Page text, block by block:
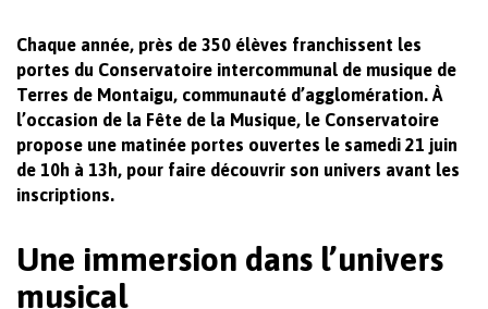
Chaque année, près de 350 élèves franchissent les
portes du Conservatoire intercommunal de musique de
Terres de Montaigu, communauté d’agglomération. À
l’occasion de la Fête de la Musique, le Conservatoire
propose une matinée portes ouvertes le samedi 21 juin
de 10h à 13h, pour faire découvrir son univers avant les
inscriptions.
Une immersion dans l’univers
musical